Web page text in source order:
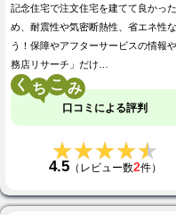
記念住宅で注文住宅を建てて良かっ
め、耐震性や気密断熱性、省エネ性
う！保障やアフターサービスの情報
務店リサーチ」だけ…
く こ
口コミによる評判
★★★★★
★★★★★
4.5（レビュー数2件）